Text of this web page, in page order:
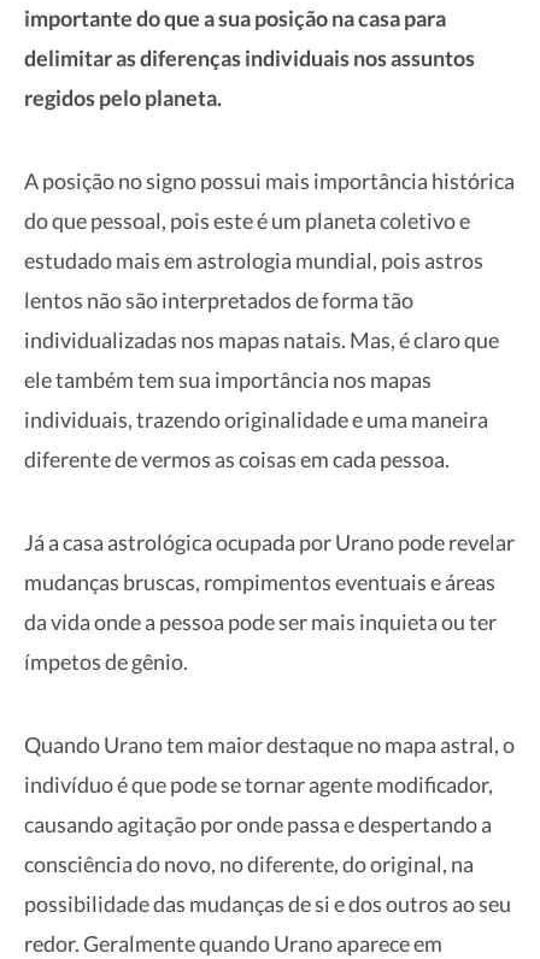
importante do que a sua posição na casa para
delimitar as diferenças individuais nos assuntos
regidos pelo planeta.
A posição no signo possui mais importância histórica
do que pessoal, pois este é um planeta coletivo e
estudado mais em astrologia mundial, pois astros
lentos não são interpretados de forma tão
individualizadas nos mapas natais. Mas, é claro que
ele também tem sua importância nos mapas
individuais, trazendo originalidade e uma maneira
diferente de vermos as coisas em cada pessoa.
Já a casa astrológica ocupada por Urano pode revelar
mudanças bruscas, rompimentos eventuais e áreas
da vida onde a pessoa pode ser mais inquieta ou ter
ímpetos de gênio.
Quando Urano tem maior destaque no mapa astral, o
indivíduo é que pode se tornar agente modificador,
causando agitação por onde passa e despertando a
consciência do novo, no diferente, do original, na
possibilidade das mudanças de si e dos outros ao seu
redor. Geralmente quando Urano aparece em